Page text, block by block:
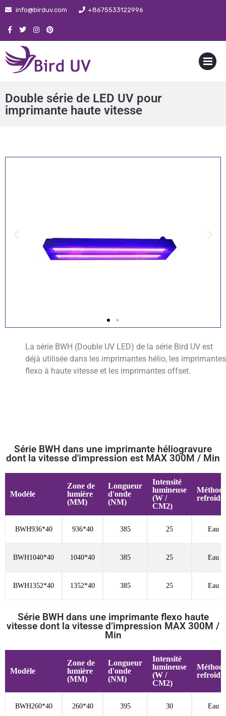
info@birduv.com +8675533122996
Double série de LED UV pour
imprimante haute vitesse
La série BWH (Double UV LED) de la série Bird UV est
déjà utilisée dans les imprimantes hélio, les imprimantes
flexo à haute vitesse et les imprimantes offset.
Série BWH dans une imprimante héliogravure
dont la vitesse d'impression est MAX 300M / Min
Modèle
Zone de
lumière
(MM)
Longueur
d'onde
(NM)
Intensité
lumineuse
(W /
CM2)
BWH936*40 936*40 385 25 Eau
BWH1040*40 1040*40 385 25 Eau
BWH1352*40 1352*40 385 25 Eau
Série BWH dans une imprimante flexo haute
vitesse dont la vitesse d’impression MAX 300M /
Min
Modèle
Zone de
lumière
(MM)
Longueur
d'onde
(NM)
Intensité
lumineuse
(W /
CM2)
BWH260*40 260*40 395 30 Eau